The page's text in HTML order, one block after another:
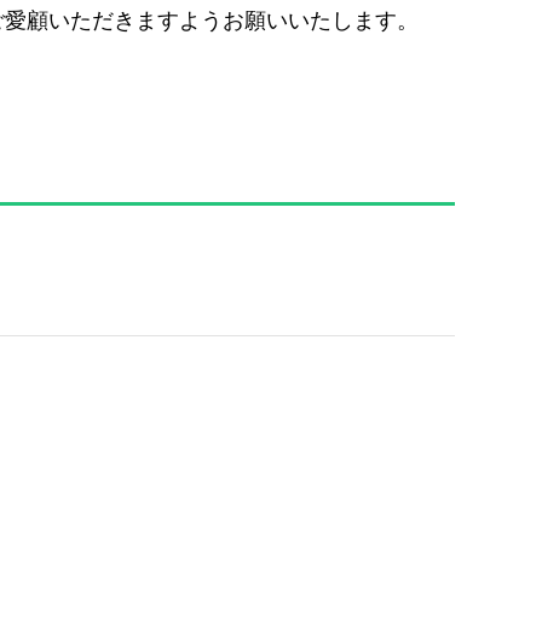
顧いただきますようお願いいたします。